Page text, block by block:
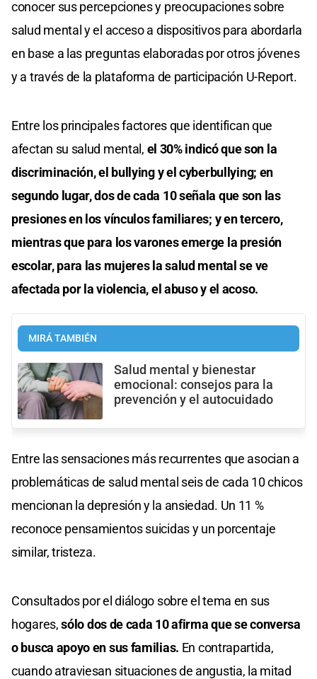
conocer sus percepciones y preocupaciones sobre
salud mental y el acceso a dispositivos para abordarla
en base a las preguntas elaboradas por otros jóvenes
y a través de la plataforma de participación U-Report.
Entre los principales factores que identifican que
afectan su salud mental, el 30% indicó que son la
discriminación, el bullying y el cyberbullying; en
segundo lugar, dos de cada 10 señala que son las
presiones en los vínculos familiares; y en tercero,
mientras que para los varones emerge la presión
escolar, para las mujeres la salud mental se ve
afectada por la violencia, el abuso y el acoso.
MIRÁ TAMBIÉN
Salud mental y bienestar
emocional: consejos para la
prevención y el autocuidado
Entre las sensaciones más recurrentes que asocian a
problemáticas de salud mental seis de cada 10 chicos
mencionan la depresión y la ansiedad. Un 11 %
reconoce pensamientos suicidas y un porcentaje
similar, tristeza.
Consultados por el diálogo sobre el tema en sus
hogares,sólo dos de cada 10 afirma que se conversa
o busca apoyo en sus familias. En contrapartida,
cuando atraviesan situaciones de angustia, la mitad